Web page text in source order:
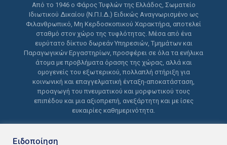
Από το 1946 ο Φάρος Τυφλών της Ελλάδος, Σωματείο
Ιδιωτικού Δικαίου (Ν.Π.Ι.Δ.) Ειδικώς Αναγνωρισμένο ως
Φιλανθρωπικό, Μη Κερδοσκοπικού Χαρακτήρα, αποτελεί
σταθμό στον χώρο της τυφλότητας. Μέσα από ένα
ευρύτατο δίκτυο δωρεάν Υπηρεσιών, Τμημάτων και
Παραγωγικών Εργαστηρίων, προσφέρει σε όλα τα ενήλικα
άτομα με προβλήματα όρασης της χώρας, αλλά και
ομογενείς του εξωτερικού, πολλαπλή στήριξη για
κοινωνική και επαγγελματική ένταξη-αποκατάσταση,
προαγωγή του πνευματικού και μορφωτικού τους
επιπέδου και μια αξιοπρεπή, ανεξάρτητη και με ίσες
ευκαιρίες καθημερινότητα.
Ειδοποίηση